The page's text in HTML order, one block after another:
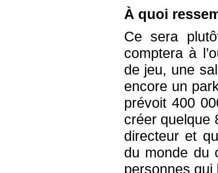
À quoi
Ce sera
comptera à
de jeu, une
encore un
prévoit 400
créer quelque
directeur et
du monde du
personnes qui